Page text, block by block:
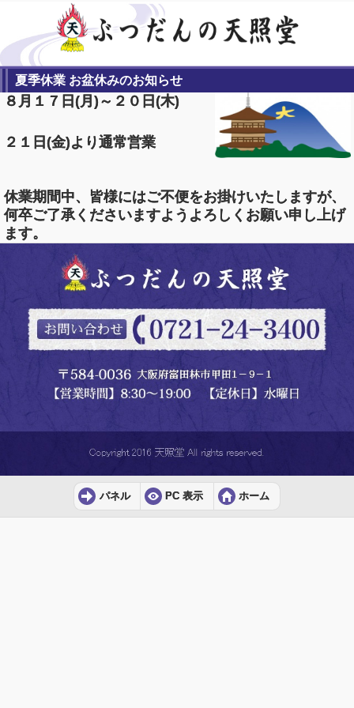
夏季休業 お盆休みのお知らせ
８月１７ 日(月)～２０日(木)
２１日(金)より通常営業
休業期間中、皆様にはご不便をお掛けいたしますが、
何卒ご了承くださいますようよろしくお願い申し上げ
ます。
パネル PC 表示 ホーム